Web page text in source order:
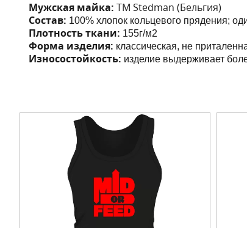
Мужская майка: ТМ Stedman (Бельгия)
Состав: 100% хлопок кольцевого прядения;
Плотность ткани: 155г/м2
Форма изделия: классическая, не
Износостойкость: изделие выдерживает